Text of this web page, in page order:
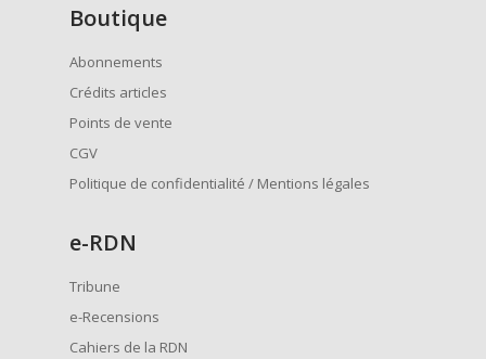
Boutique
Abonnements
Crédits articles
Points de vente
CGV
Politique de confidentialité / Mentions légales
e-RDN
Tribune
e-Recensions
Cahiers de la RDN